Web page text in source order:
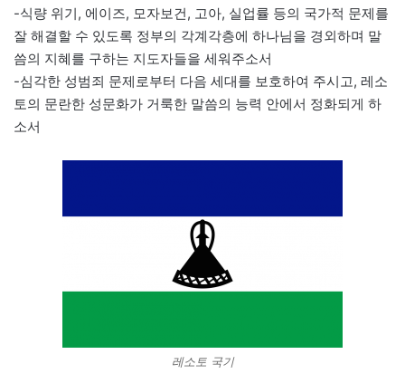
-식량 위기, 에이즈, 모자보건, 고아, 실업률 등의 국가적 문제를
잘 해결할 수 있도록 정부의 각계각층에 하나님을 경외하며 말
씀의 지혜를 구하는 지도자들을 세워주소서
-심각한 성범죄 문제로부터 다음 세대를 보호하여 주시고, 레소
토의 문란한 성문화가 거룩한 말씀의 능력 안에서 정화되게 하
소서
레소토 국기